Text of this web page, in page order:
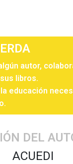
autor,
libros.
educación
DEL
ACUEDI